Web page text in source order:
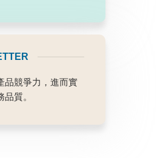
品競爭力，進而實
質。